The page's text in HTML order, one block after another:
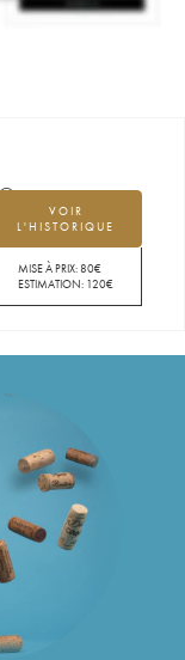
VOIR
L'HISTORIQUE
MISE À PRIX:80€
ESTIMATION: 120€